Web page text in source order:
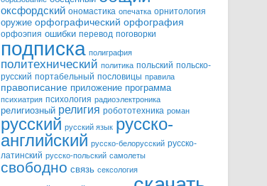
оксфордский ономастика опечатка орнитология
оружие орфографический орфография
орфоэпия ошибки перевод поговорки
подписка полиграфия
политехнический политика польский польско-
русский портабельный пословицы правила
правописание приложение программа
психиатрия психология радиоэлектроника
религиозный религия робототехника роман
русский русский язык русско-
английский русско-белорусский русско-
латинский русско-польский самолеты
свободно связь сексология